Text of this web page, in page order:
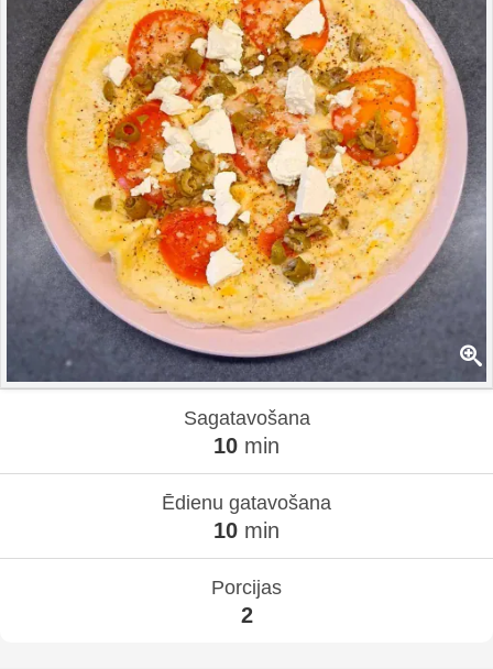
Sagatavošana
10 min
Ēdienu gatavošana
10 min
Porcijas
2